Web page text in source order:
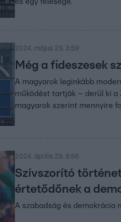
2024. május 29. 3:59
Még a fideszesek
A magyarok leginkább
működést tartják – derül ki a
magyarok szerint mennyire
2024. április 29. 8:56
Szívszorító
értetődőnek a
A szabadság és